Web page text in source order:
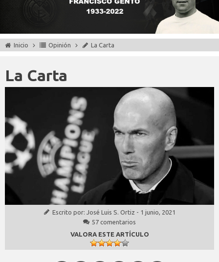
Inicio Opinión La Carta
La Carta
Escrito por: José Luis S. Ortiz - 1 junio, 2021
57 comentarios
VALORA ESTE ARTÍCULO